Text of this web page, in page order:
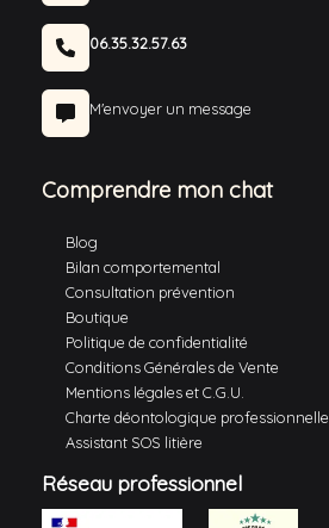
06.35.32.57.63
M'envoyer un message
Comprendre mon chat
Blog
Bilan comportemental
Consultation prévention
Boutique
Politique de confidentialité
Conditions Générales de Vente
Mentions légales et C.G.U.
Charte déontologique professionnelle
Assistant SOS litière
Réseau professionnel